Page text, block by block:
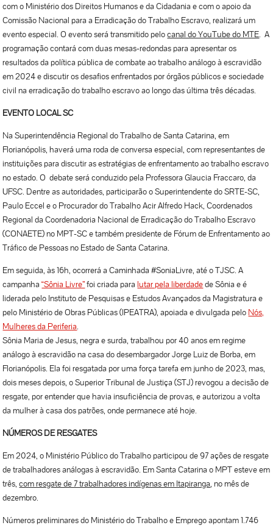
com o Ministério dos Direitos Humanos e da Cidadania e com o apoio da
Comissão Nacional para a Erradicação do Trabalho Escravo, realizará um
evento especial. O evento será transmitido pelocanal do YouTube do MTE. A
programação contará com duas mesas-redondas para apresentar os
resultados da política pública de combate ao trabalho análogo à escravidão
em 2024 e discutir os desafios enfrentados por órgãos públicos e sociedade
civil na erradicação do trabalho escravo ao longo das última três décadas.
EVENTO LOCAL SC
Na Superintendência Regional do Trabalho de Santa Catarina, em
Florianópolis, haverá uma roda de conversa especial, com representantes de
instituições para discutir as estratégias de enfrentamento ao trabalho escravo
no estado. O debate será conduzido pela Professora Glaucia Fraccaro, da
UFSC. Dentre as autoridades, participarão o Superintendente do SRTE-SC,
Paulo Eccel e o Procurador do Trabalho Acir Alfredo Hack, Coordenados
Regional da Coordenadoria Nacional de Erradicação do Trabalho Escravo
(CONAETE) no MPT-SC e também presidente de Fórum de Enfrentamento ao
Tráfico de Pessoas no Estado de Santa Catarina.
Em seguida, às ⁠16h, ocorrerá a Caminhada #SoniaLivre, até o TJSC. A
campanha“Sônia Livre”foi criada para lutar pela liberdadede Sônia e é
liderada pelo Instituto de Pesquisas e Estudos Avançados da Magistratura e
pelo Ministério de Obras Públicas (IPEATRA), apoiada e divulgada pelo Nós,
Mulheres da Periferia.
Sônia Maria de Jesus, negra e surda, trabalhou por 40 anos em regime
análogo à escravidão na casa do desembargador Jorge Luiz de Borba, em
Florianópolis. Ela foi resgatada por uma força tarefa em junho de 2023, mas,
dois meses depois, o Superior Tribunal de Justiça (STJ) revogou a decisão de
resgate, por entender que havia insuficiência de provas, e autorizou a volta
da mulher à casa dos patrões, onde permanece até hoje.
NÚMEROS DE RESGATES
Em 2024, o Ministério Público do Trabalho participou de 97 ações de resgate
de trabalhadores análogas à escravidão. Em Santa Catarina o MPT esteve em
três,com resgate de 7 trabalhadores indígenas em Itapiranga, no mês de
dezembro.
Números preliminares do Ministério do Trabalho e Emprego apontam 1.746